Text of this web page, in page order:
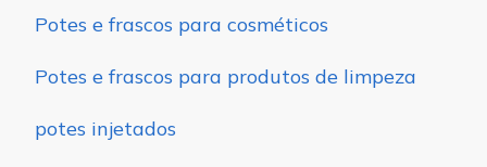
Potes e frascos para cosméticos
Potes e frascos para produtos de limpeza
potes injetados